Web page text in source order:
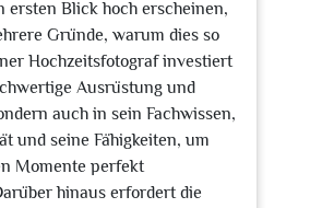
ersten Blick hoch erscheinen,
Gründe, warum dies so
Hochzeitsfotograf investiert
Ausrüstung und
auch in sein Fachwissen,
und seine Fähigkeiten, um
Momente perfekt
hinaus erfordert die